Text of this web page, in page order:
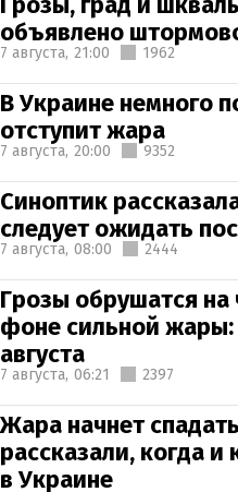
объявлено
7 августа, 21:00 1962
В Украине немного
отступит жара
7 августа, 20:00 9352
Синоптик
следует ожидать
7 августа, 08:00 2444
Грозы обрушатся на
фоне сильной жары:
августа
7 августа, 06:21 2397
Жара начнет
рассказали, когда и
в Украине